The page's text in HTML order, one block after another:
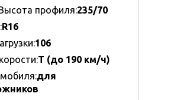
профиля:235/70
R16
106
T (до 190 км/ч)
для